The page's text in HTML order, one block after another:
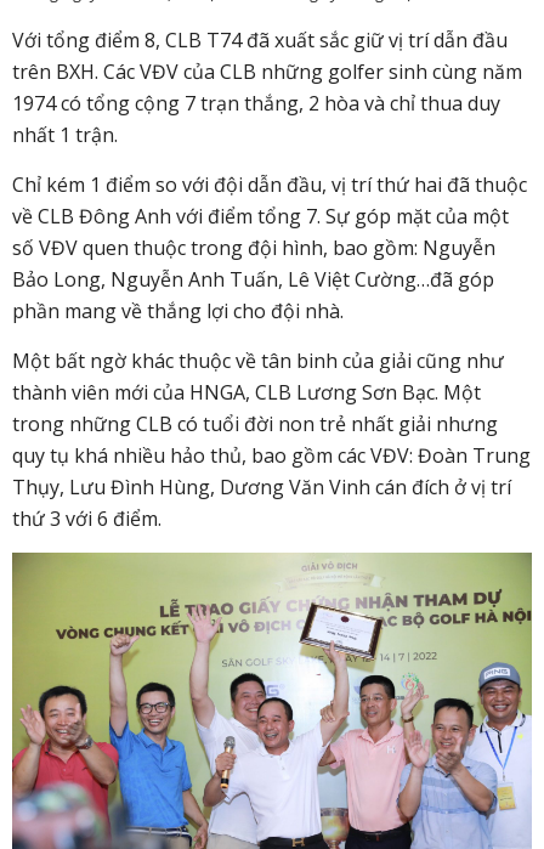
Với tổng điểm 8, CLB T74 đã xuất sắc giữ vị trí dẫn đầu
trên BXH. Các VĐV của CLB những golfer sinh cùng năm
1974 có tổng cộng 7 trạn thắng, 2 hòa và chỉ thua duy
nhất 1 trận.
Chỉ kém 1 điểm so với đội dẫn đầu, vị trí thứ hai đã thuộc
về CLB Đông Anh với điểm tổng 7. Sự góp mặt của một
số VĐV quen thuộc trong đội hình, bao gồm: Nguyễn
Bảo Long, Nguyễn Anh Tuấn, Lê Việt Cường…đã góp
phần mang về thắng lợi cho đội nhà.
Một bất ngờ khác thuộc về tân binh của giải cũng như
thành viên mới của HNGA, CLB Lương Sơn Bạc. Một
trong những CLB có tuổi đời non trẻ nhất giải nhưng
quy tụ khá nhiều hảo thủ, bao gồm các VĐV: Đoàn Trung
Thụy, Lưu Đình Hùng, Dương Văn Vinh cán đích ở vị trí
thứ 3 với 6 điểm.